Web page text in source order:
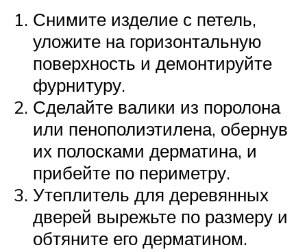
Снимите изделие с петель,
уложите на горизонтальную
поверхность и демонтируйте
фурнитуру.
Сделайте валики из поролона
или пенополиэтилена, обернув
их полосками дерматина, и
прибейте по периметру.
Утеплитель для деревянных
дверей вырежьте по размеру и
обтяните его дерматином.